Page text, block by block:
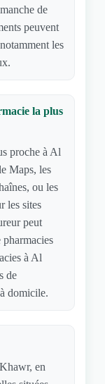
de
peuvent
les
la plus
proche à Al
Maps, les
ou les
les sites
peut
à Al
de
domicile.
en